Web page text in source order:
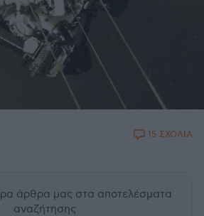
15 ΣΧΟΛΙΑ
άρθρα μας στα αποτελέσματα
αναζήτησης